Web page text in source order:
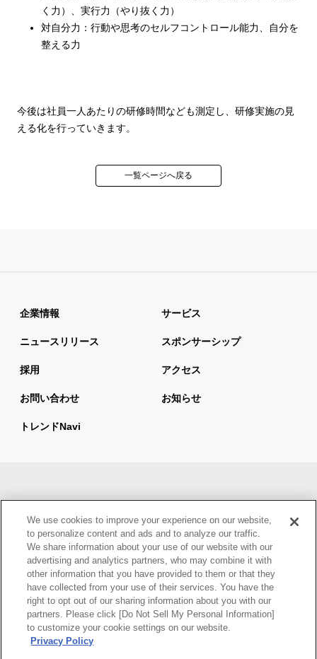
く力）、実行力（やり抜く力）
対自分力：行動や思考のセルフコントロール能力、自分を
整える力
今後は社員一人あたりの研修時間なども測定し、研修実施の見
える化を行っていきます。
一覧ページへ戻る
企業情報 サービス
ニュースリリース スポンサーシップ
採用 アクセス
お問い合わせ お知らせ
トレンドnavi
情報セキュリティ基本方針 個人情報保護方針
ウェブアクセシビリティ方針
We use cookies to improve your experience on our website,
to personalize content and ads and to analyze our traffic.
We share information about your use of our website with our
advertising and analytics partners, who may combine it with
other information that you have provided to them or that they
have collected from your use of their services. You have the
right to opt out of our sharing information about you with our
partners. Please click [Do Not Sell My Personal Information]
to customize your cookie settings on our website.
Privacy Policy